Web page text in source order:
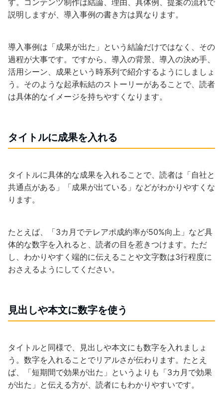
す。コンテンツ制作は結論、理由、具体例、提案の流れで
説明しますが、導入事例の書き方は異なります。
導入事例は「成果が出た」という結論だけではなく、その
過程が大事です。ですから、導入の背景、導入の決め手、
活用シーン、成果という時系列で紹介するようにしましょ
う。そのような起承転結のストーリーがあることで、読者
は具体的なイメージを持ちやすくなります。
タイトルに成果を入れる
タイトルに具体的な成果を入れることで、読者は「自社と
共通点がある」「成果が出ている」などがわかりやすくな
ります。
たとえば、「3カ月でテレアポ成約率が50%向上」など具
体的な数字を入れると、読者の目を惹きつけます。ただ
し、わかりやすく端的に伝えることや文字数は3行程度に
おさえるようにしてください。
見出しや本文に数字を使う
タイトルと同様で、見出しや本文にも数字を入れましょ
う。数字を入れることでリアルさが伝わります。たとえ
ば、「短期間で効果が出た」というよりも「3カ月で効果
が出た」と伝える方が、読者にもわかりやすいです。